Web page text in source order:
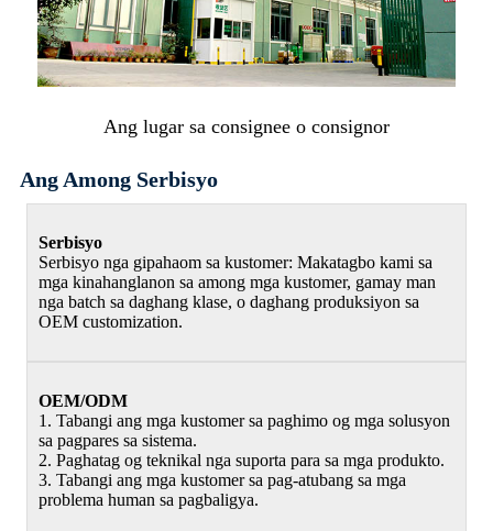
Ang lugar sa consignee o consignor
Ang Among Serbisyo
Serbisyo
Serbisyo nga gipahaom sa kustomer: Makatagbo kami sa
mga kinahanglanon sa among mga kustomer, gamay man
nga batch sa daghang klase, o daghang produksiyon sa
OEM customization.
OEM/ODM
1. Tabangi ang mga kustomer sa paghimo og mga solusyon
sa pagpares sa sistema.
2. Paghatag og teknikal nga suporta para sa mga produkto.
3. Tabangi ang mga kustomer sa pag-atubang sa mga
problema human sa pagbaligya.